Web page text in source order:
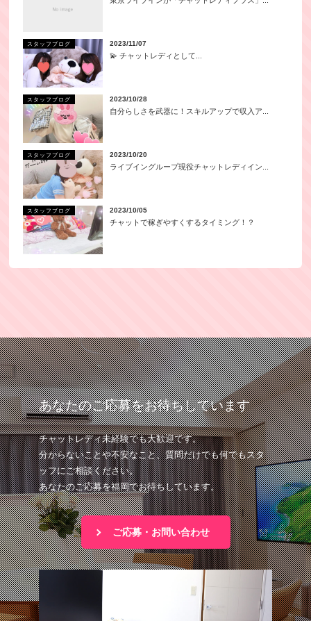
スタッフブログ 2023/11/07
💫 チャットレディとして...
スタッフブログ 2023/10/28
自分らしさを武器に！スキルアップで収入ア...
スタッフブログ 2023/10/20
ライブイングループ現役チャットレディイン...
スタッフブログ 2023/10/05
チャットで稼ぎやすくするタイミング！？
あなたのご応募をお待ちしています
チャットレディ未経験でも大歓迎です。
分からないことや不安なこと、質問だけでも何でもスタ
ッフにご相談ください。
あなたのご応募を福岡でお待ちしています。
ご応募・お問い合わせ